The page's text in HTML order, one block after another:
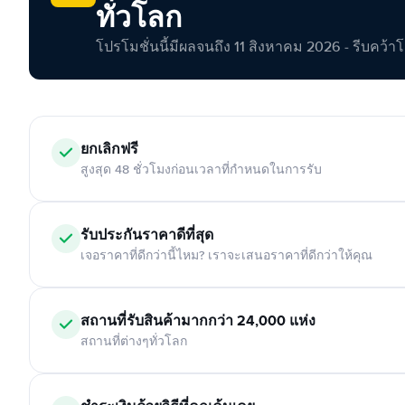
ทั่วโลก
โปรโมชั่นนี้มีผลจนถึง 11 สิงหาคม 2026 - รีบคว้า
ยกเลิกฟรี
สูงสุด 48 ชั่วโมงก่อนเวลาที่กำหนดในการรับ
รับประกันราคาดีที่สุด
เจอราคาที่ดีกว่านี้ไหม? เราจะเสนอราคาที่ดีกว่าให้คุณ
สถานที่รับสินค้ามากกว่า 24,000 แห่ง
สถานที่ต่างๆทั่วโลก